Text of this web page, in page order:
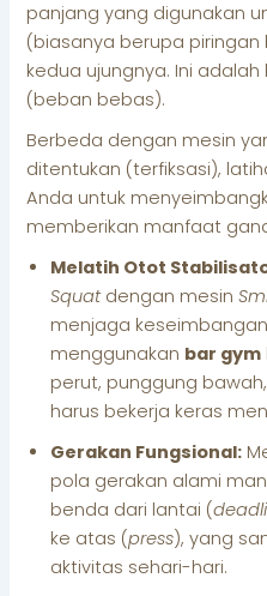
panjang yang digunakan
(biasanya berupa
kedua ujungnya. Ini
(beban bebas).
Berbeda dengan mesin
ditentukan (terfiksasi),
Anda untuk
memberikan manfaat
Melatih Otot
Squatdengan mesin
menjaga
menggunakan bar gym
perut, punggung
harus bekerja keras
Gerakan Fungsional:
pola gerakan alami
benda dari lantai (
ke atas (press), yang
aktivitas sehari-hari.